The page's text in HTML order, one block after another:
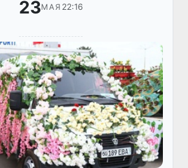
23МАЯ 22:16